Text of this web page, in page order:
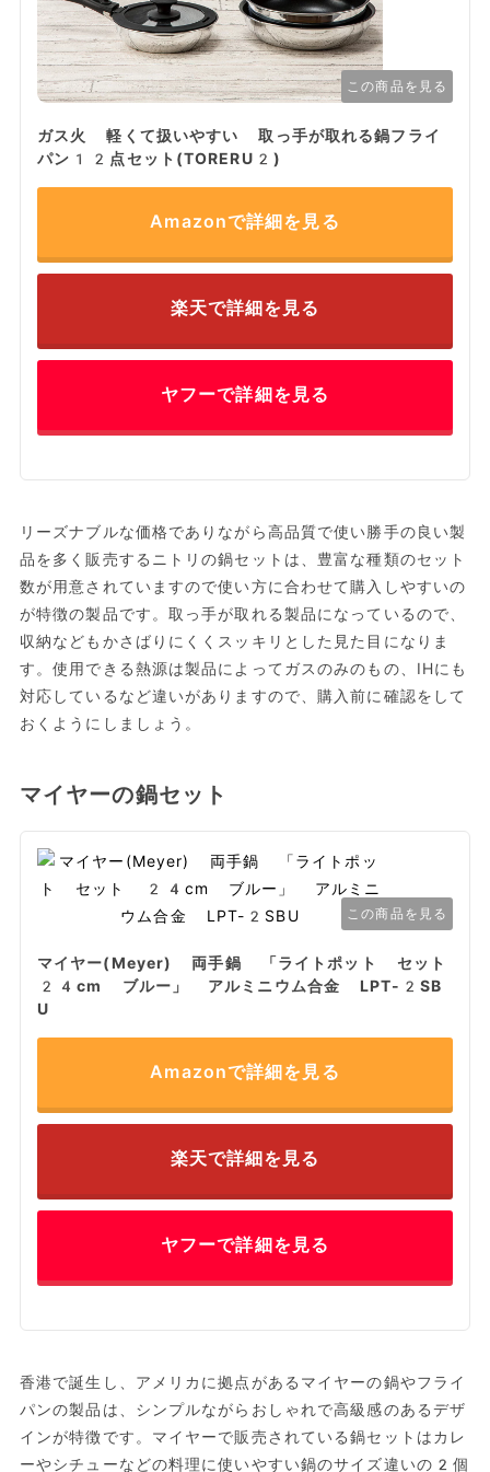
この商品を見る
ガス火 軽くて扱いやすい 取っ手が取れる鍋フライ
パン12点セット(TORERU2)
Amazonで詳細を見る
楽天で詳細を見る
ヤフーで詳細を見る
リーズナブルな価格でありながら高品質で使い勝手の良い製
品を多く販売するニトリの鍋セットは、豊富な種類のセット
数が用意されていますので使い方に合わせて購入しやすいの
が特徴の製品です。取っ手が取れる製品になっているので、
収納などもかさばりにくくスッキリとした見た目になりま
す。使用できる熱源は製品によってガスのみのもの、IHにも
対応しているなど違いがありますので、購入前に確認をして
おくようにしましょう。
マイヤーの鍋セット
この商品を見る
マイヤー(Meyer) 両手鍋 「ライトポット セット
24cm ブルー」 アルミニウム合金 LPT-2SB
U
Amazonで詳細を見る
楽天で詳細を見る
ヤフーで詳細を見る
香港で誕生し、アメリカに拠点があるマイヤーの鍋やフライ
パンの製品は、シンプルながらおしゃれで高級感のあるデザ
インが特徴です。マイヤーで販売されている鍋セットはカレ
ーやシチューなどの料理に使いやすい鍋のサイズ違いの2個